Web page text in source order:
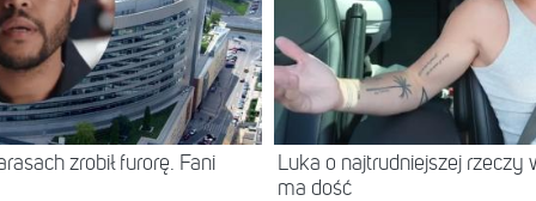
zrobił furorę. Fani
Luka o najtrudniejszej rzeczy
ma dość